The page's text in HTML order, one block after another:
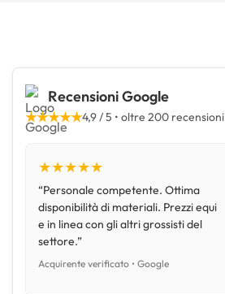
Recensioni Google
★★★★★4,9 / 5 • oltre 200 recensioni
★★★★★
“Personale competente. Ottima
disponibilità di materiali. Prezzi equi
e in linea con gli altri grossisti del
settore.”
Acquirente verificato • Google